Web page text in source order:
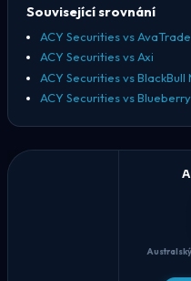
Související srovnání
ACY Securities vs AvaTrade
ACY Securities vs Axi
ACY Securities vs BlackBull
ACY Securities vs